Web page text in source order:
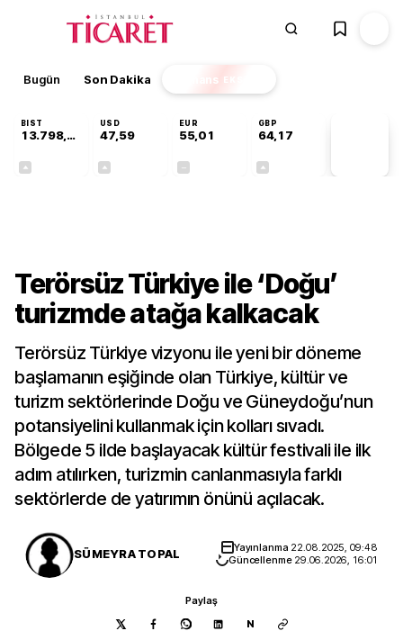
Bugün Son Dakika Finans EKSTRA
BIST
13.798,82
USD
47,59
EUR
55,01
GBP
64,17
Terörsüz Türkiye ile ‘Doğu’
turizmde atağa kalkacak
Terörsüz Türkiye vizyonu ile yeni bir döneme
başlamanın eşiğinde olan Türkiye, kültür ve
turizm sektörlerinde Doğu ve Güneydoğu’nun
potansiyelini kullanmak için kolları sıvadı.
Bölgede 5 ilde başlayacak kültür festivali ile ilk
adım atılırken, turizmin canlanmasıyla farklı
sektörlerde de yatırımın önünü açılacak.
SÜMEYRA TOPAL Yayınlanma 22.08.2025, 09:48
Güncellenme 29.06.2026, 16:01
Paylaş
N